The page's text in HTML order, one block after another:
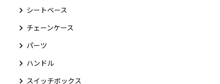
シートベース
チェーンケース
パーツ
ハンドル
スイッチボックス